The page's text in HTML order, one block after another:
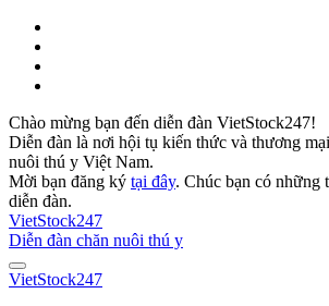
Chào mừng bạn đến diễn đàn VietStock247!
Diễn đàn là nơi hội tụ kiến thức và thương
nuôi thú y Việt Nam.
Mời bạn đăng ký tại đây. Chúc bạn có những
diễn đàn.
VietStock247
Diễn đàn chăn nuôi thú y
VietStock247